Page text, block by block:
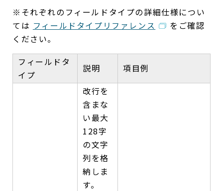
※それぞれのフィールドタイプの詳細仕様につい
ては フィールドタイプリファレンス
をご確認
ください。
フィールドタ
イプ
説明 項目例
改行を
含まな
い最大
128字
の文字
列を格
納しま
す。